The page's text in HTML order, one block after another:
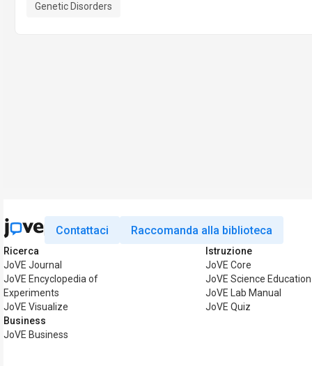
Genetic Disorders
Contattaci Raccomanda alla biblioteca
Ricerca
JoVE Journal
JoVE Encyclopedia of
Experiments
JoVE Visualize
Business
JoVE Business
Istruzione
JoVE Core
JoVE Science Education
JoVE Lab Manual
JoVE Quiz